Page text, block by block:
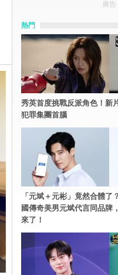
廣告
熱門
秀英首度挑戰反派角色！新
犯罪集團首腦
「元斌＋元彬」竟然合體了
國傳奇美男元斌代言同品牌
來了！